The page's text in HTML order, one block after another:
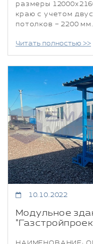
размеры
краю с учетом
потолков – 2200
Читать полностью >>
10.10.2022
Модульное